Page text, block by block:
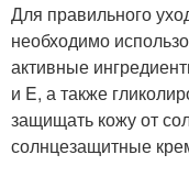
Для правильного
необходимо
активные
и E, а также
защищать кожу от
солнцезащитные